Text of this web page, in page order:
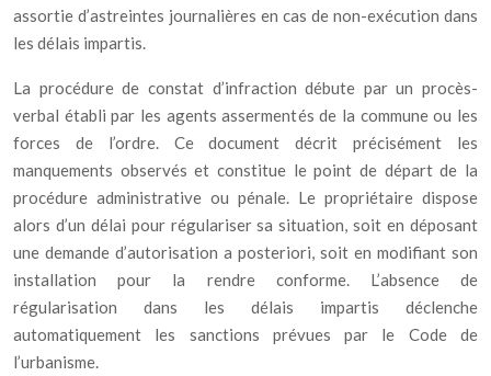
assortie d’astreintes journalières en cas de non-exécution dans
les délais impartis.
La procédure de constat d’infraction débute par un procès-
verbal établi par les agents assermentés de la commune ou les
forces de l’ordre. Ce document décrit précisément les
manquements observés et constitue le point de départ de la
procédure administrative ou pénale. Le propriétaire dispose
alors d’un délai pour régulariser sa situation, soit en déposant
une demande d’autorisation a posteriori, soit en modifiant son
installation pour la rendre conforme. L’absence de
régularisation dans les délais impartis déclenche
automatiquement les sanctions prévues par le Code de
l’urbanisme.